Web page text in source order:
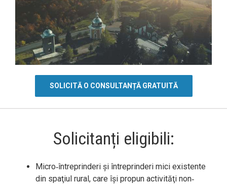
SOLICITĂ O CONSULTANȚĂ GRATUITĂ
Solicitanți eligibili:
Micro‐întreprinderi şi întreprinderi mici existente
din spaţiul rural, care îşi propun activităţi non‐